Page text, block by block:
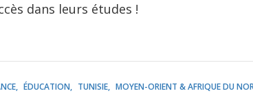
dans leurs études !
ÉDUCATION TUNISIE
MOYEN-ORIENT & AFRIQUE DU